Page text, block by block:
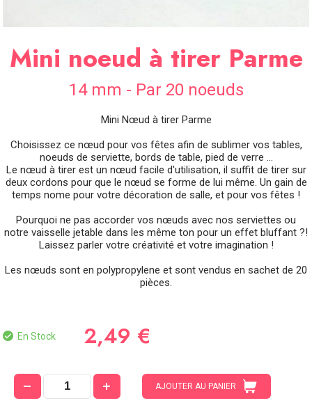
Mini noeud à tirer Parme
14 mm - Par 20 noeuds
Mini Nœud à tirer Parme
Choisissez ce nœud pour vos fêtes afin de sublimer vos tables,
noeuds de serviette, bords de table, pied de verre ...
Le nœud à tirer est un nœud facile d'utilisation, il suffit de tirer sur
deux cordons pour que le nœud se forme de lui même. Un gain de
temps nome pour votre décoration de salle, et pour vos fêtes !
Pourquoi ne pas accorder vos nœuds avec nos serviettes ou
notre vaisselle jetable dans les même ton pour un effet bluffant ?!
Laissez parler votre créativité et votre imagination !
Les nœuds sont en polypropylene et sont vendus en sachet de 20
pièces.
En Stock 2,49 €
AJOUTER AU PANIER